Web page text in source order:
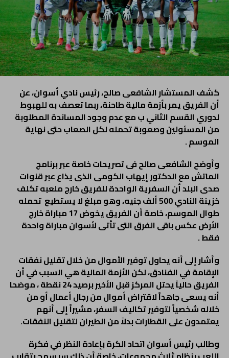
كشف المستشار الشافعى صالح، رئيس نادي أسوان، عن
أن الفريق يمر بأزمة مالية طاحنة، ربما تعصف به للهبوط
لدوري القسم الثاني ب مع عدم وجود المساندة المطلوبة
من المسئولين وصعوبة تحمله لكل الصعاب حتى نهاية
الموسم .
وأوضح الشافعى صالح فى تصريحات خاصة عبر برنامج
الماتش مع الدكتور إيهاب الكومى الذى يذاع عبر قنوات
صدى البلد أن السفرية الواحدة للفريق خارج ملعبه تكلف
خزينة النادي 500 ألف جنيه، وهو مبلغ لا يستطيع تحمله
طوال الموسم، خاصة أن الفريق يخوض 17 مباراة خارج
الأرض عكس باقى الفرق التى تأتى لأسوان مباراة واحدة
فقط .
وأشار إلى أنه يحاول توفير الأموال من خلال تقليل نفقات
الإقامة في الفنادق، لكن الأزمة المالية هي السبب في أن
الفريق حالياً يحتل المركز قبل الأخير برصيد 24 نقطة ، موضحا
أنه يسعى جاهداً لاقتراض أموال من رجال أعمال أو من
خلاله شخصياً لتوفير تكاليف السفر، مشيراً إلى أنهم
يعتمدون على القطارات بدلاً من الطيران لتقليل النفقات.
وطالب رئيس أسوان اتحاد الكرة بإعادة النظر في فكرة